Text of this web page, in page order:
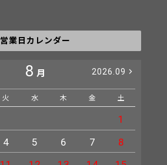
営業日カレンダー
8 月 2026.09
火 水 木 金 土
1
4 5 6 7
8